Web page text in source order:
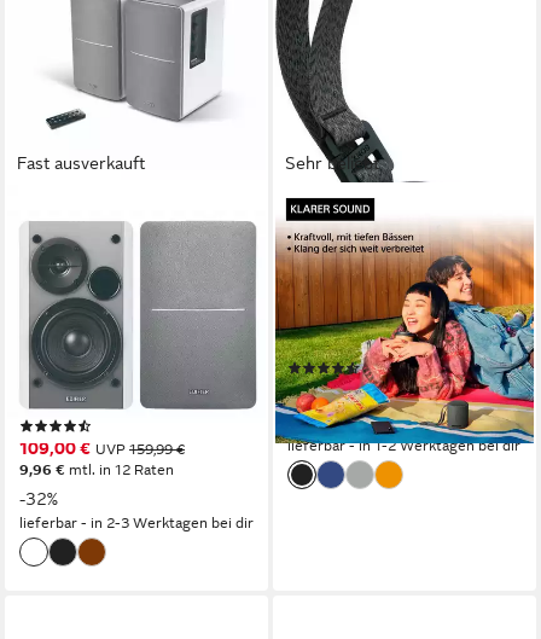
Fast ausverkauft
R1280DB Bluetooth
Regallautsprecher mit
Infrarot-Fernbedienung
Regal-Lautsprecher
Bluetooth Netzwerkstandard
42 W
Gesamtleistung
4,90 kg Gewicht
109,00 € UVP 159,99 €
9,96 € mtl. in 12 Raten
-32%
lieferbar - in 2-3 Werktagen bei dir
Sehr beliebt
SONY
SRS-XB100 Bluetooth-
Lautsprecher
Bluetooth
Netzwerkstandard
2,5 W Gesamtleistung
16 Std. Max. Akkulaufzeit
(102)
ab 39,99 € UVP64,99 €
-38%
lieferbar - in 1-2 Werktagen bei dir